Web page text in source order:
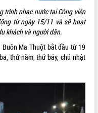
trình nhạc nước tại Công viên
từ ngày 15/11 và sẽ hoạt
khách và người dân.
Ma Thuột bắt đầu từ 19
thứ năm, thứ bảy, chủ nhật